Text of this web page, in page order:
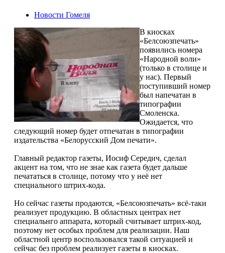
Новости Гомеля
В киосках
«Белсоюзпечать»
появились номера
«Народной воли»
(только в столице и
у нас). Первый
поступивший номер
был напечатан в
типографии
Смоленска.
Ожидается, что
следующий номер будет отпечатан в типографии
издательства «Белорусский Дом печати».
Главный редактор газеты, Иосиф Середич, сделал
акцент на том, что не знае как газета будет дальше
печататься в столице, потому что у неё нет
специального штрих-кода.
Но сейчас газеты продаются, «Белсоюзпечать» всё-таки
реализует продукцию. В областных центрах нет
специальнго аппарата, который считывает штрих-код,
поэтому нет особых проблем для реализации. Наш
областной центр воспользовался такой ситуацией и
сейчас без проблем реализует газеты в киосках.